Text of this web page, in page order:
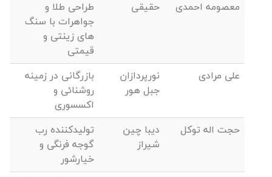
معصومه احمدی
حقیقی
طراحی طلا و
جواهرات با سنگ
های زینتی و
قیمتی
علی مرادی
نورپردازان
جبل هور
بازرگانی در زمینه
روشنائی و
اکسسوری
حجت اله توکل
دیبا چین
شیراز
تولیدکننده رب
گوجه فرنگی و
خیارشور